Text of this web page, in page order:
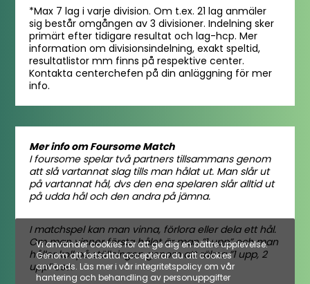
*Max 7 lag i varje division. Om t.ex. 21 lag anmäler
sig består omgången av 3 divisioner. Indelning sker
primärt efter tidigare resultat och lag-hcp. Mer
information om divisionsindelning, exakt speltid,
resultatlistor mm finns på respektive center.
Kontakta centerchefen på din anläggning för mer
info.
Mer info om Foursome Match
I foursome spelar två partners tillsammans genom
att slå vartannat slag tills man hålat ut. Man slår ut
på vartannat hål, dvs den ena spelaren slår alltid ut
på udda hål och den andra på jämna.
I matchspel kan man vinna, förlora eller dela ett hål.
Om man vinner första hålet är man ”1 upp” och man
håller koll på ställningen genom att räkna ”1 upp, 2
upp” osv.
Vi använder cookies för att ge dig en bättre upplevelse.
Genom att fortsätta accepterar du att cookies
används. Läs mer i vår integritetspolicy om vår
hantering och behandling av personuppgifter